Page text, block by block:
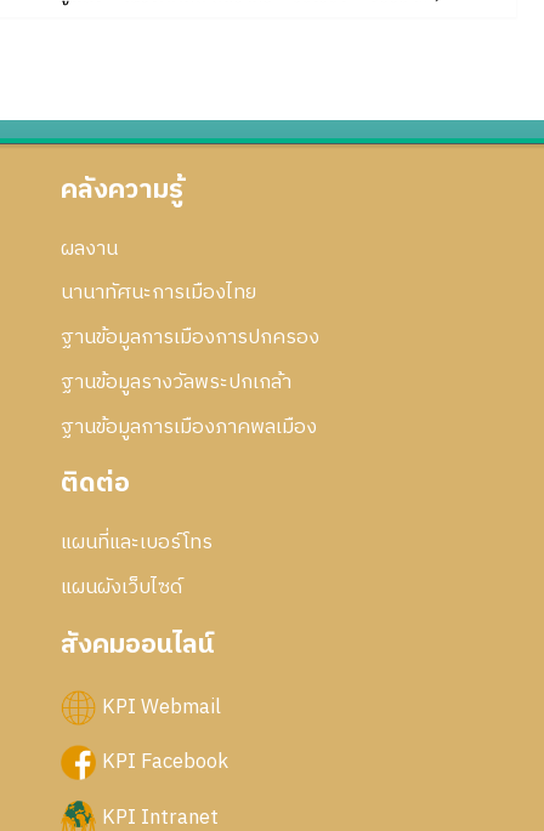
จิ
ก
คลังความรู้
ผลงาน
นานาทัศนะการเมืองไทย
ฐานข้อมูลการเมืองการปกครอง
ฐานข้อมูลรางวัลพระปกเกล้า
ฐานข้อมูลการเมืองภาคพลเมือง
ติดต่อ
แผนที่และเบอร์โทร
แผนผังเว็บไซด์
สังคมออนไลน์
KPI Webmail
KPI Facebook
KPI Intranet